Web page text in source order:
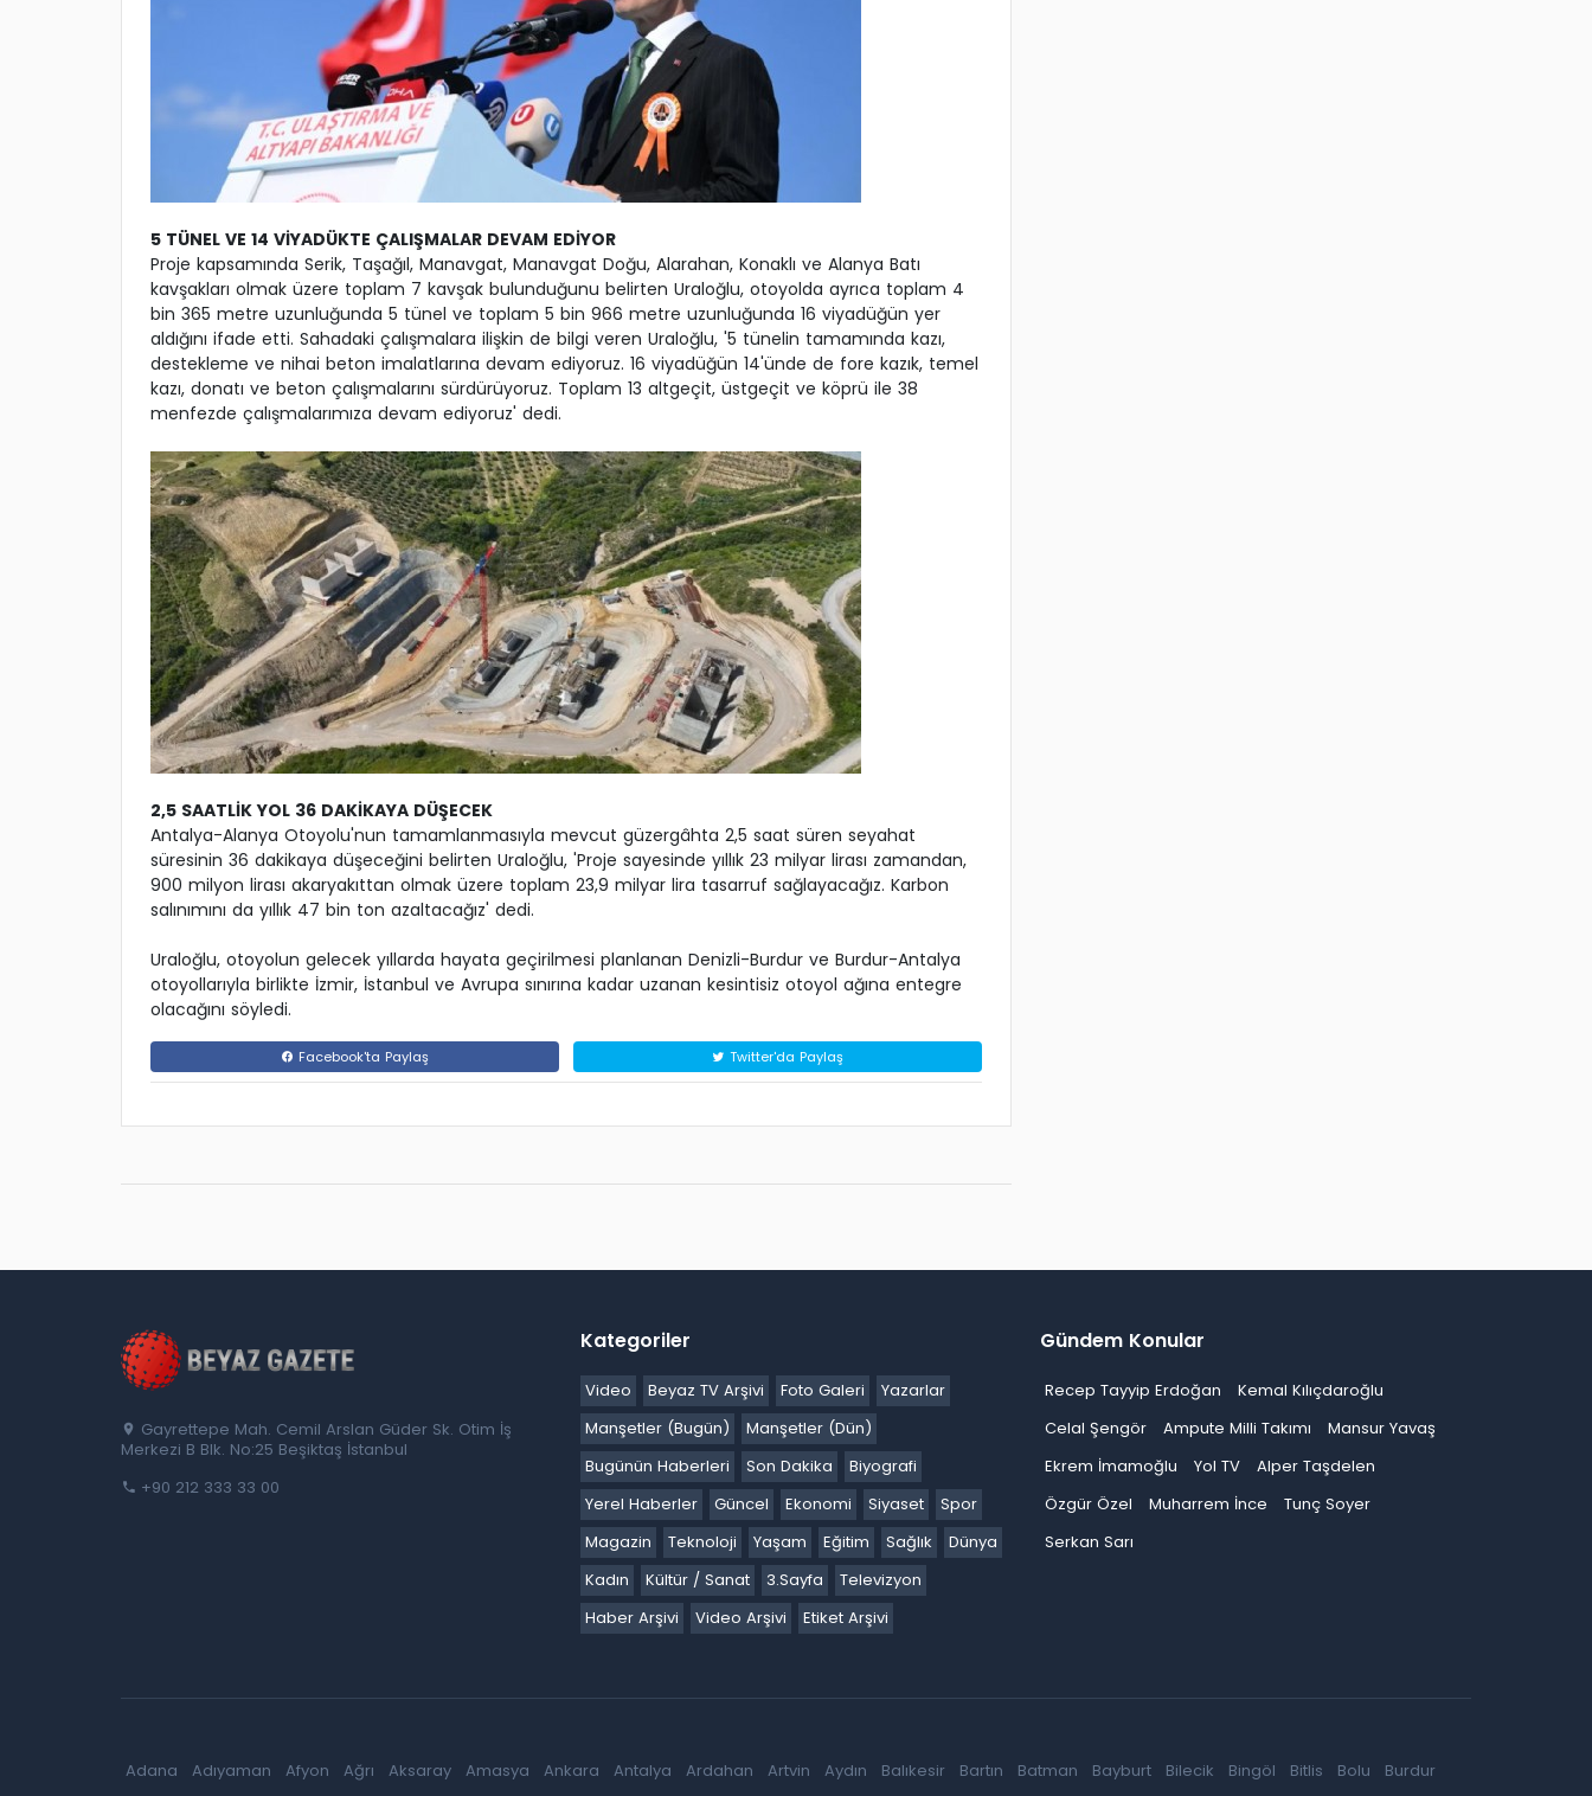
5 TÜNEL VE 14 VİYADÜKTE ÇALIŞMALAR DEVAM EDİYOR
Proje kapsamında Serik, Taşağıl, Manavgat, Manavgat Doğu, Alarahan, Konaklı ve Alanya Batı
kavşakları olmak üzere toplam 7 kavşak bulunduğunu belirten Uraloğlu, otoyolda ayrıca toplam 4
bin 365 metre uzunluğunda 5 tünel ve toplam 5 bin 966 metre uzunluğunda 16 viyadüğün yer
aldığını ifade etti. Sahadaki çalışmalara ilişkin de bilgi veren Uraloğlu, '5 tünelin tamamında kazı,
destekleme ve nihai beton imalatlarına devam ediyoruz. 16 viyadüğün 14'ünde de fore kazık, temel
kazı, donatı ve beton çalışmalarını sürdürüyoruz. Toplam 13 altgeçit, üstgeçit ve köprü ile 38
menfezde çalışmalarımıza devam ediyoruz' dedi.
2,5 SAATLİK YOL 36 DAKİKAYA DÜŞECEK
Antalya-Alanya Otoyolu'nun tamamlanmasıyla mevcut güzergâhta 2,5 saat süren seyahat
süresinin 36 dakikaya düşeceğini belirten Uraloğlu, 'Proje sayesinde yıllık 23 milyar lirası zamandan,
900 milyon lirası akaryakıttan olmak üzere toplam 23,9 milyar lira tasarruf sağlayacağız. Karbon
salınımını da yıllık 47 bin ton azaltacağız' dedi.
Uraloğlu, otoyolun gelecek yıllarda hayata geçirilmesi planlanan Denizli-Burdur ve Burdur-Antalya
otoyollarıyla birlikte İzmir, İstanbul ve Avrupa sınırına kadar uzanan kesintisiz otoyol ağına entegre
olacağını söyledi.
Facebook'ta Paylaş Twitter'da Paylaş
Gayrettepe Mah. Cemil Arslan Güder Sk. Otim İş
Merkezi B Blk. No:25 Beşiktaş İstanbul
+90 212 333 33 00
Kategoriler
Video Beyaz TV Arşivi Foto Galeri
Yazarlar
Manşetler (Bugün)
Manşetler (Dün)
Bugünün Haberleri
Son Dakika
Biyografi
Yerel Haberler
Güncel Ekonomi Siyaset
Spor
Magazin
Teknoloji Yaşam Eğitim Sağlık
Dünya
Kadın
Kültür / Sanat 3.Sayfa
Televizyon
Haber Arşivi
Video Arşivi Etiket Arşivi
Gündem Konular
Recep Tayyip Erdoğan
Kemal Kılıçdaroğlu
Celal Şengör
Ampute Milli Takımı
Mansur Yavaş
Ekrem İmamoğlu
Yol TV
Alper Taşdelen
Özgür Özel
Muharrem İnce
Tunç Soyer
Serkan Sarı
Adana Adıyaman Afyon Ağrı Aksaray Amasya Ankara Antalya Ardahan Artvin Aydın Balıkesir Bartın Batman Bayburt Bilecik Bingöl Bitlis Bolu
Burdur